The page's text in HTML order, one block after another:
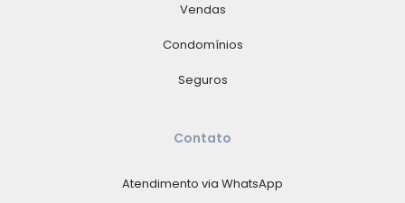
Vendas
Condomínios
Seguros
Contato
Atendimento via WhatsApp